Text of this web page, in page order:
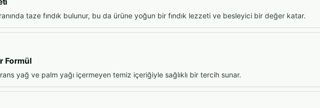
taze fındık bulunur, bu da ürüne yoğun bir fındık lezzeti ve besleyici bir değer katar.
Formül
yağ ve palm yağı içermeyen temiz içeriğiyle sağlıklı bir tercih sunar.